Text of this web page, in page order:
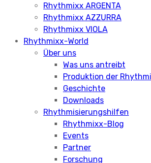
Rhythmixx ARGENTA
Rhythmixx AZZURRA
Rhythmixx VIOLA
Rhythmixx-World
Über uns
Was uns antreibt
Produktion der
Geschichte
Downloads
Rhythmisierungshilfen
Rhythmixx-Blog
Events
Partner
Forschung